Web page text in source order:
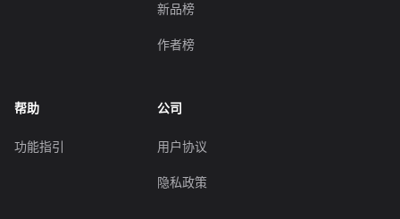
新品榜
作者榜
帮助
功能指引
公司
用户协议
隐私政策